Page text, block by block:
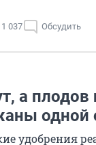
1 037 Обсудить
а плодов
одной
удобрения